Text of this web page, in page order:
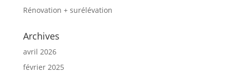
Rénovation + surélévation
Archives
avril 2026
février 2025